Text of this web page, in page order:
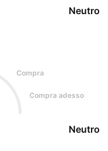
Compra
Compra adesso
Neutro
Neutro